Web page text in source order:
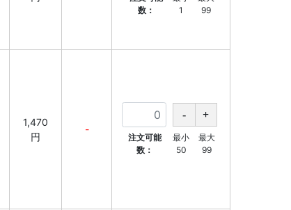
数：
1
99
1,470
円
-
注文可能
数：
最小
50
最大
99